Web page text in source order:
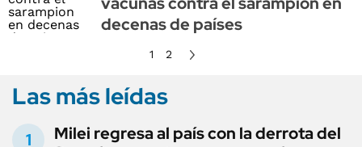
decenas de países
1 2
Las más leídas
Milei regresa al país con la derrota del